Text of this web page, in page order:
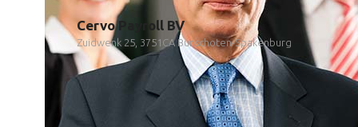
Cervo Payroll BV
Zuidwenk 25, 3751CA Bunschoten-Spakenburg